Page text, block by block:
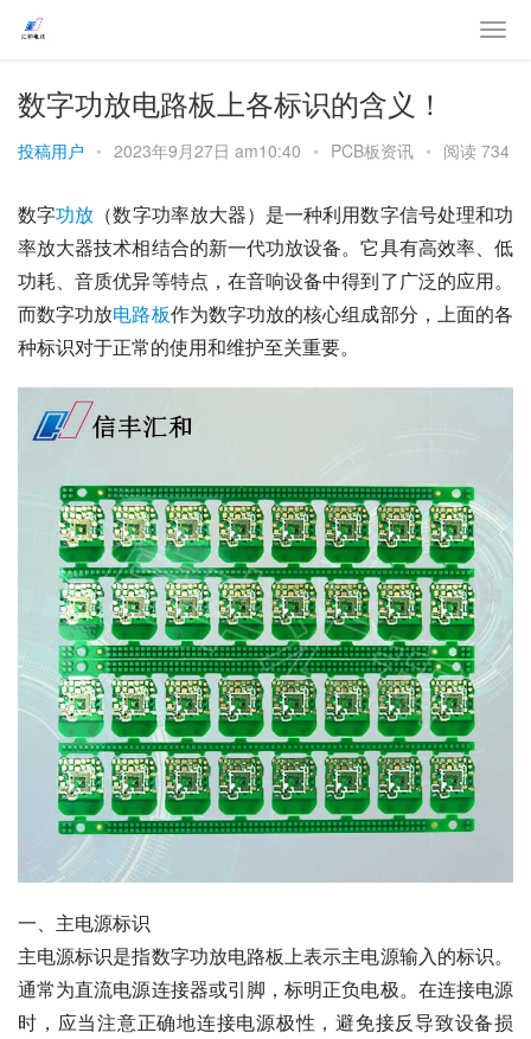
数字功放电路板上各标识的含义！
投稿用户 • 2023年9月27日 am10:40 • PCB板资讯 • 阅读 734
数字功放 （数字功率放大器）是一种利用数字信号处理和功
率放大器技术相结合的新一代功放设备。它具有高效率、低
功耗、音质优异等特点，在音响设备中得到了广泛的应用。
而数字功放电路板作为数字功放的核心组成部分，上面的各
种标识对于正常的使用和维护至关重要。
一、主电源标识
主电源标识是指数字功放电路板上表示主电源输入的标识。
通常为直流电源连接器或引脚，标明正负电极。在连接电源
时，应当注意正确地连接电源极性，避免接反导致设备损